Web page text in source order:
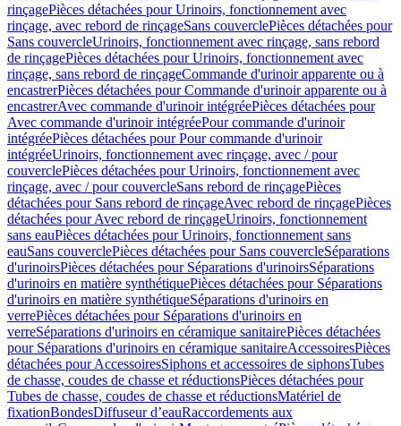
rinçagePièces détachées pour Urinoirs, fonctionnement avec
rinçage, avec rebord de rinçageSans couverclePièces détachées pour
Sans couvercleUrinoirs, fonctionnement avec rinçage, sans rebord
de rinçagePièces détachées pour Urinoirs, fonctionnement avec
rinçage, sans rebord de rinçageCommande d'urinoir apparente ou à
encastrerPièces détachées pour Commande d'urinoir apparente ou à
encastrerAvec commande d'urinoir intégréePièces détachées pour
Avec commande d'urinoir intégréePour commande d'urinoir
intégréePièces détachées pour Pour commande d'urinoir
intégréeUrinoirs, fonctionnement avec rinçage, avec / pour
couverclePièces détachées pour Urinoirs, fonctionnement avec
rinçage, avec / pour couvercleSans rebord de rinçagePièces
détachées pour Sans rebord de rinçageAvec rebord de rinçagePièces
détachées pour Avec rebord de rinçageUrinoirs, fonctionnement
sans eauPièces détachées pour Urinoirs, fonctionnement sans
eauSans couverclePièces détachées pour Sans couvercleSéparations
d'urinoirsPièces détachées pour Séparations d'urinoirsSéparations
d'urinoirs en matière synthétiquePièces détachées pour Séparations
d'urinoirs en matière synthétiqueSéparations d'urinoirs en
verrePièces détachées pour Séparations d'urinoirs en
verreSéparations d'urinoirs en céramique sanitairePièces détachées
pour Séparations d'urinoirs en céramique sanitaireAccessoiresPièces
détachées pour AccessoiresSiphons et accessoires de siphonsTubes
de chasse, coudes de chasse et réductionsPièces détachées pour
Tubes de chasse, coudes de chasse et réductionsMatériel de
fixationBondesDiffuseur d’eauRaccordements aux